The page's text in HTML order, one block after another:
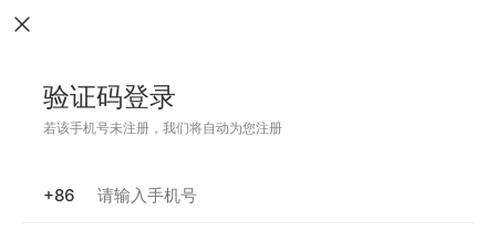
验证码登录
若该手机号未注册，我们将自动为您注册
+86